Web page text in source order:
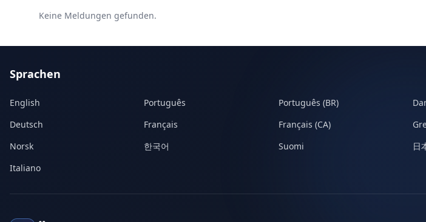
Keine Meldungen gefunden.
Sprachen
English Português Português (BR)
Deutsch
Français Français (CA)
Norsk
한국어 Suomi 日
Italiano